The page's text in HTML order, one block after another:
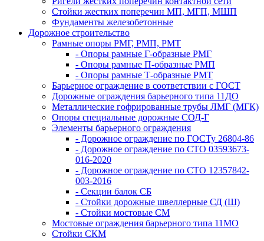
Стойки жестких поперечин МП, МГП, МШП
Фундаменты железобетонные
Дорожное строительство
Рамные опоры РМГ, РМП, РМТ
- Опоры рамные Г-образные РМГ
- Опоры рамные П-образные РМП
- Опоры рамные Т-образные РМТ
Барьерное ограждение в соответствии с ГОСТ
Дорожные ограждения барьерного типа 11ДО
Металлические гофрированные трубы ЛМГ (МГК)
Опоры специальные дорожные СОД-Г
Элементы барьерного ограждения
- Дорожное ограждение по ГОСТу 26804-86
- Дорожное ограждение по СТО 03593673-
016-2020
- Дорожное ограждение по СТО 12357842-
003-2016
- Секции балок СБ
- Стойки дорожные швеллерные СД (Ш)
- Стойки мостовые СМ
Мостовые ограждения барьерного типа 11МО
Стойки СКМ